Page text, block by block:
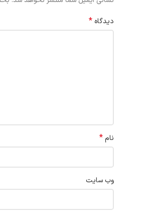
دیدگاه *
نام*
وب‌ سایت